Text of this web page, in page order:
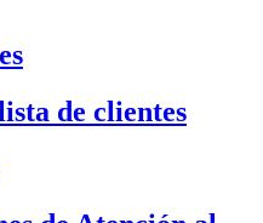
de clientes